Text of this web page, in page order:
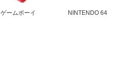
ゲームボーイ NINTENDO 64